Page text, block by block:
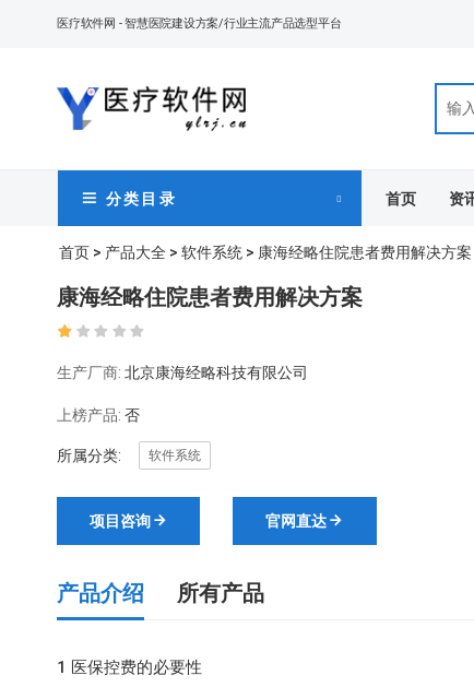
医疗软件网 - 智慧医院建设方案/行业主流产品选型平台
分 类 目 录 首页 资
首页 > 产品大全 > 软件系统 > 康海经略住院患者费用解决方案
康海经略住院患者费用解决方案
生产厂商: 北京康海经略科技有限公司
上榜产品: 否
所属分类: 软件系统
项目咨询 官网直达
产品介绍 所有产品
1 医保控费的必要性
康海经略等级评审解决方案